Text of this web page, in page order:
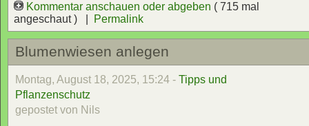
Kommentar anschauen oder abgeben ( 715 mal
angeschaut ) |
Permalink
Blumenwiesen anlegen
Montag, August 18, 2025, 15:24 - Tipps und
Pflanzenschutz
gepostet von Nils